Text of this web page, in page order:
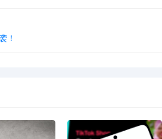
费 POD 工具也能帮助卖家更高效地管理
步伐，做好合规经营，才能在 Shopee 泰国
！